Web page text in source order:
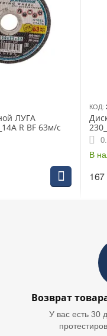
ЛУГА
R BF 63м/с
КОД:
В
167
Возврат
У вас есть 30